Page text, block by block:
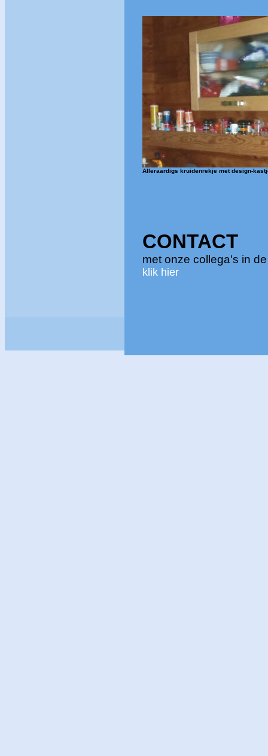
Alleraardigs kruidenrekje met design-
CONTACT
met onze collega's in
klik hier